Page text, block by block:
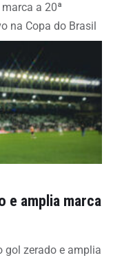
a 20ª
na Copa do Brasil
e amplia marca
gol zerado e amplia